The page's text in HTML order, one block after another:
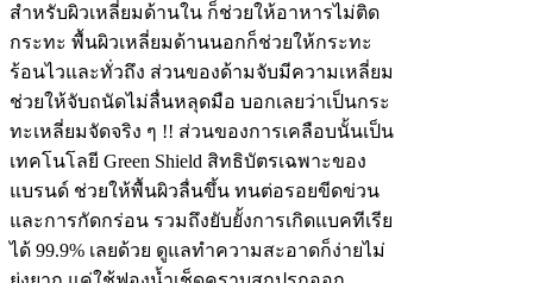
สำหรับผิวเหลี่ยมด้านใน ก็ช่วยให้อาหารไม่ติด
กระทะ พื้นผิวเหลี่ยมด้านนอกก็ช่วยให้กระทะ
ร้อนไวและทั่วถึง ส่วนของด้ามจับมีความเหลี่ยม
ช่วยให้จับถนัดไม่ลื่นหลุดมือ บอกเลยว่าเป็นกระ
ทะเหลี่ยมจัดจริง ๆ !! ส่วนของการเคลือบนั้นเป็น
เทคโนโลยี Green Shield สิทธิบัตรเฉพาะของ
แบรนด์ ช่วยให้พื้นผิวลื่นขึ้น ทนต่อรอยขีดข่วน
และการกัดกร่อน รวมถึงยับยั้งการเกิดแบคทีเรีย
ได้ 99.9% เลยด้วย ดูแลทำความสะอาดก็ง่ายไม่